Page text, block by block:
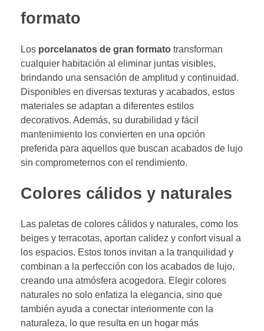
formato
Los porcelanatos de gran formato transforman
cualquier habitación al eliminar juntas visibles,
brindando una sensación de amplitud y continuidad.
Disponibles en diversas texturas y acabados, estos
materiales se adaptan a diferentes estilos
decorativos. Además, su durabilidad y fácil
mantenimiento los convierten en una opción
preferida para aquellos que buscan acabados de lujo
sin comprometernos con el rendimiento.
Colores cálidos y naturales
Las paletas de colores cálidos y naturales, como los
beiges y terracotas, aportan calidez y confort visual a
los espacios. Estos tonos invitan a la tranquilidad y
combinan a la perfección con los acabados de lujo,
creando una atmósfera acogedora. Elegir colores
naturales no solo enfatiza la elegancia, sino que
también ayuda a conectar interiormente con la
naturaleza, lo que resulta en un hogar más